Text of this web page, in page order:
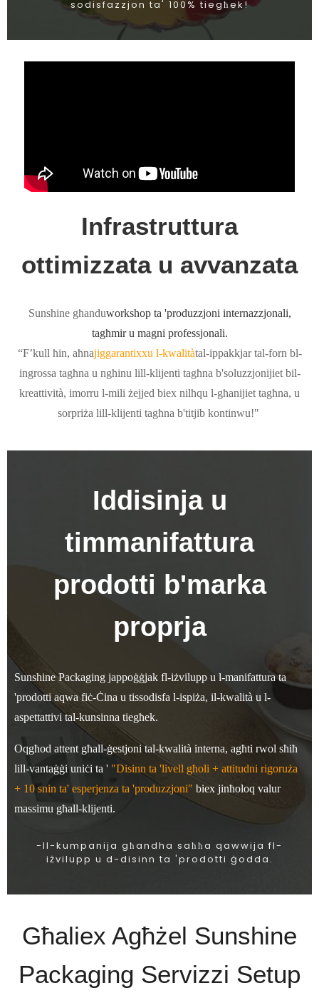
sodisfazzjon ta' 100% tiegħek!
Infrastruttura
ottimizzata u avvanzata
Sunshine għanduworkshop ta 'produzzjoni internazzjonali,
tagħmir u magni professjonali.
“F’kull ħin, aħnajiggarantixxu l-kwalitàtal-ippakkjar tal-forn bl-
ingrossa tagħna u ngħinu lill-klijenti tagħna b'soluzzjonijiet bil-
kreattività, imorru l-mili żejjed biex nilħqu l-għanijiet tagħna, u
sorpriża lill-klijenti tagħna b'titjib kontinwu!"
Iddisinja u
timmanifattura
prodotti b'marka
proprja
Sunshine Packaging jappoġġjak fl-iżvilupp u l-manifattura ta
'prodotti aqwa fiċ-Ċina u tissodisfa l-ispiża, il-kwalità u l-
aspettattivi tal-kunsinna tiegħek.
Oqgħod attent għall-ġestjoni tal-kwalità interna, agħti rwol sħiħ
lill-vantaġġi uniċi ta ' "Disinn ta 'livell għoli + attitudni rigoruża
+ 10 snin ta' esperjenza ta 'produzzjoni" biex jinħoloq valur
massimu għall-klijenti.
-Il-kumpanija għandha saħħa qawwija fl-
iżvilupp u d-disinn ta 'prodotti ġodda.
Għaliex Agħżel Sunshine
Packaging Servizzi Setup